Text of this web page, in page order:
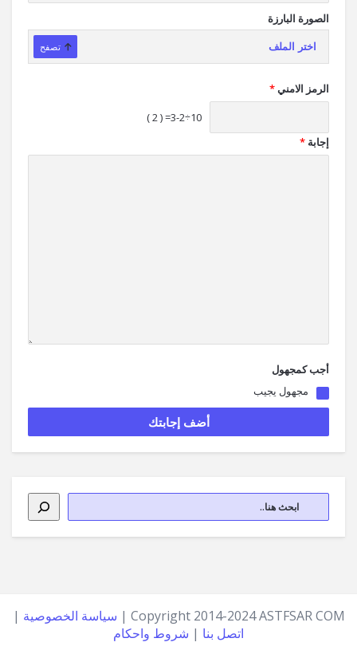
الصورة البارزة
اختر الملف تصفح
الرمز الامني*
10÷3-2= ( 2 )
إجابة *
أجب كمجهول
مجهول يجيب
Copyright 2014-2024 ASTFSAR COM | سياسة الخصوصية |
اتصل بنا | شروط واحكام